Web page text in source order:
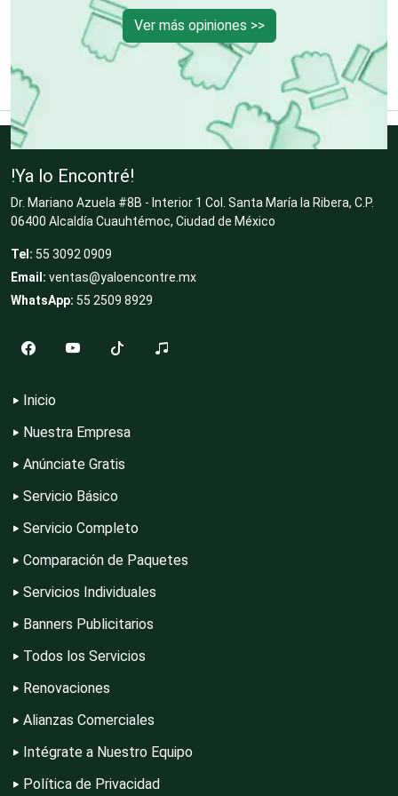
Desperdicios Industriales
Editores
Electricidad y Plomería
Electrónica
Elevadores y Ascensores
Empaques y Embalajes
Empresas de Limpieza
Ver más opiniones >>
!Ya lo Encontré!
Dr. Mariano Azuela #8B - Interior 1 Col. Santa María la Ribera, C.P.
06400 Alcaldía Cuauhtémoc, Ciudad de México
Tel: 55 3092 0909
Email: ventas@yaloencontre.mx
WhatsApp: 55 2509 8929
Inicio
Nuestra Empresa
Anúnciate Gratis
Servicio Básico
Servicio Completo
Comparación de Paquetes
Servicios Individuales
Banners Publicitarios
Todos los Servicios
Renovaciones
Alianzas Comerciales
Intégrate a Nuestro Equipo
Política de Privacidad